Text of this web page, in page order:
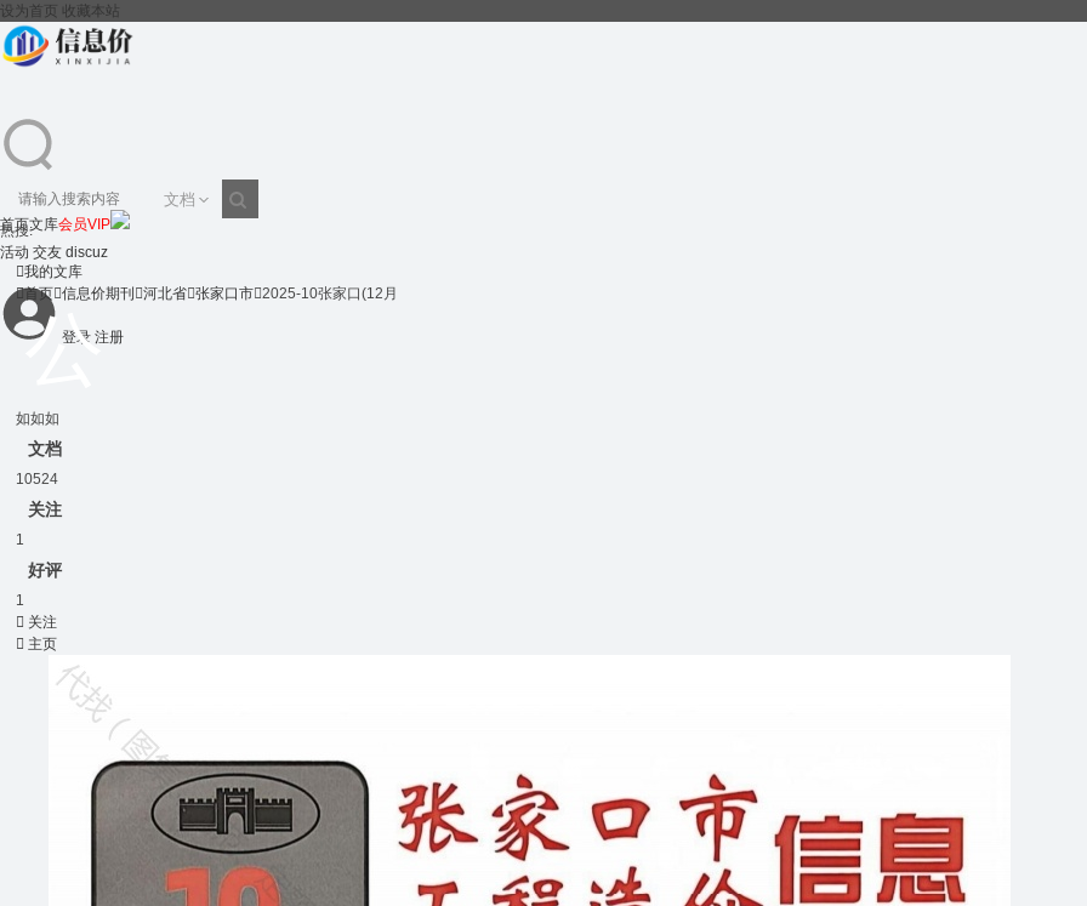
设为首页 收藏本站
文档
热搜:
活动 交友 discuz
登录 注册
首页文库会员VIP
我的文库
首页信息价期刊 河北省张家口市2025-10张家口(12月
如如如
文档
10524
关注
1
好评
1
 关注
 主页